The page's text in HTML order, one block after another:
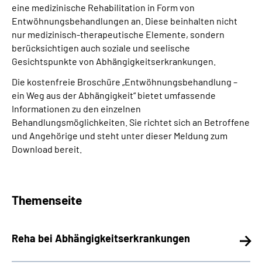
Mein Kundenportal
eine medizinische Rehabilitation in Form von
Entwöhnungsbehandlungen an. Diese beinhalten nicht
nur medizinisch-therapeutische Elemente, sondern
berücksichtigen auch soziale und seelische
Gesichtspunkte von Abhängigkeitserkrankungen.
Die kostenfreie Broschüre „Entwöhnungsbehandlung –
ein Weg aus der Abhängigkeit“ bietet umfassende
Informationen zu den einzelnen
Behandlungsmöglichkeiten. Sie richtet sich an Betroffene
und Angehörige und steht unter dieser Meldung zum
Download bereit.
Themenseite
Reha bei Abhängigkeitserkrankungen